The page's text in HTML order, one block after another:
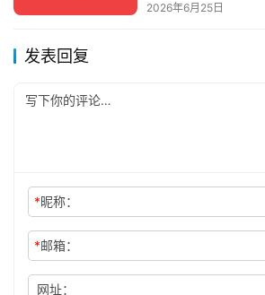
2026年6月25日
发表回复
*昵称：
*邮箱：
网址：